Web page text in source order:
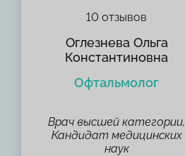
10 отзывов
Оглезнева Ольга
Константиновна
Офтальмолог
Врач высшей категории,
Кандидат медицинских
наук